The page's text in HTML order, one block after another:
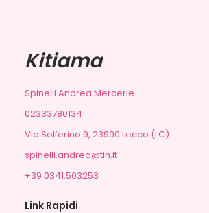
Kitiama
Spinelli Andrea Mercerie
02333780134
Via Solferino 9, 23900 Lecco (LC)
spinelli.andrea@tin.it
+39 0341.503253
Link Rapidi